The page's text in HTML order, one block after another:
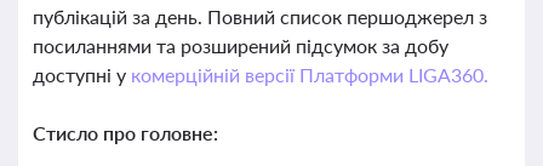
публікацій за день. Повний список першоджерел з
посиланнями та розширений підсумок за добу
доступні у комерційній версії Платформи LIGA360.
Стисло про головне: